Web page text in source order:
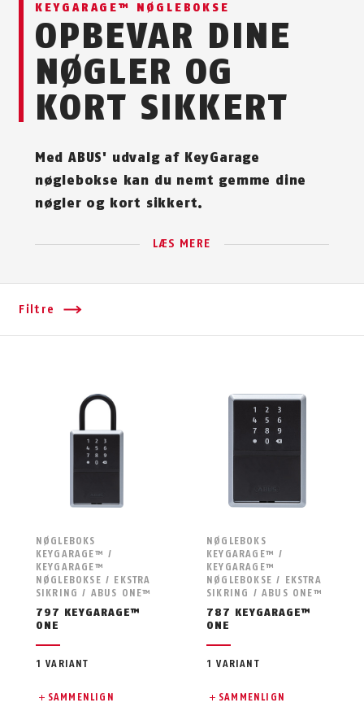
KEYGARAGE™ NØGLEBOKSE
OPBEVAR DINE
NØGLER OG
KORT SIKKERT
Med ABUS' udvalg af KeyGarage
nøglebokse kan du nemt gemme dine
nøgler og kort sikkert.
LÆS MERE
Filtre
NØGLEBOKS
KEYGARAGE™ /
KEYGARAGE™
NØGLEBOKSE / EKSTRA
SIKRING / ABUS ONE™
797 KEYGARAGE™
ONE
1 VARIANT
SAMMENLIGN
NØGLEBOKS
KEYGARAGE™ /
KEYGARAGE™
NØGLEBOKSE / EKSTRA
SIKRING / ABUS ONE™
787 KEYGARAGE™
ONE
1 VARIANT
SAMMENLIGN